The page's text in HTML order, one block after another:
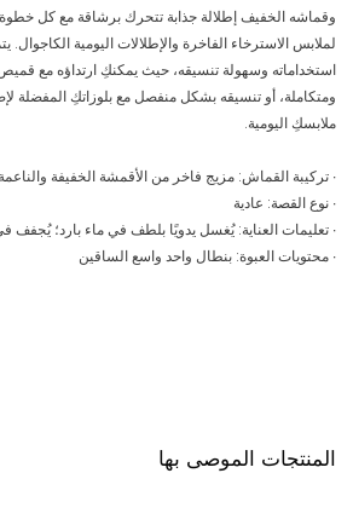
وقماشه الخفيف إطلالة جذابة تتحرك برشاقة مع كل خطوة،
لملابس الاسترخاء الفاخرة والإطلالات اليومية الكاجوال.
استخداماته وسهولة تنسيقه، حيث يمكنكِ ارتداؤه مع قميص
ومتكاملة، أو تنسيقه بشكل منفصل مع بلوزاتكِ المفضلة
ملابسكِ اليومية.
∙ تركيبة القماش: مزيج فاخر من الأقمشة الخفيفة والناعمة
∙ نوع القصة: عادية
∙ تعليمات العناية: يُغسل يدويًا بلطف في ماء بارد؛
∙ محتويات العبوة: بنطال واحد واسع الساقين
المنتجات الموصى بها